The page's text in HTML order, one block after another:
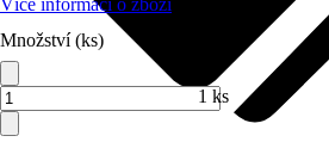
Více informací o zboží
Množství (ks)
1 ks